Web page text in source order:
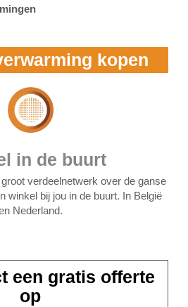
kopen
in de buurt
verdeelnetwerk over de ganse
winkel bij jou in de buurt. In België
Nederland.
een gratis offerte
op